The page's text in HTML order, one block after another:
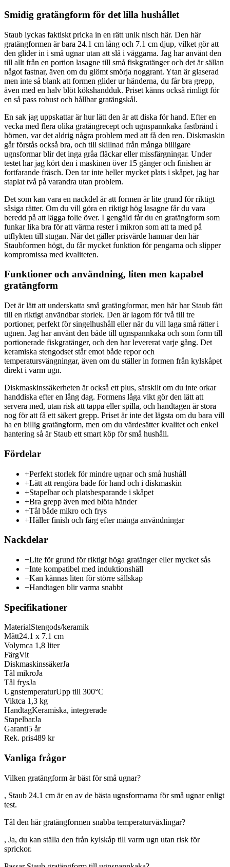
Smidig gratängform för det lilla hushållet
Staub lyckas faktiskt pricka in en rätt unik nisch här. Den här
gratängformen är bara 24.1 cm lång och 7.1 cm djup, vilket gör att
den glider in i små ugnar utan att slå i väggarna. Jag har använt den
till allt från en portion lasagne till små fiskgratänger och det är sällan
något fastnar, även om du glömt smörja noggrant. Ytan är glaserad
men inte så blank att formen glider ur händerna, du får bra grepp,
även med en halv blöt kökshandduk. Priset känns också rimligt för
en så pass robust och hållbar gratängskål.
En sak jag uppskattar är hur lätt den är att diska för hand. Efter en
vecka med flera olika gratängrecept och ugnspannkaka fastbränd i
hörnen, var det aldrig några problem med att få den ren. Diskmaskin
går förstås också bra, och till skillnad från många billigare
ugnsformar blir det inga gråa fläckar eller missfärgningar. Under
testet har jag kört den i maskinen över 15 gånger och finishen är
fortfarande fräsch. Den tar inte heller mycket plats i skåpet, jag har
staplat två på varandra utan problem.
Det som kan vara en nackdel är att formen är lite grund för riktigt
såsiga rätter. Om du vill göra en riktigt hög lasagne får du vara
beredd på att lägga folie över. I gengäld får du en gratängform som
funkar lika bra för att värma rester i mikron som att ta med på
utflykten till stugan. När det gäller prisvärde hamnar den här
Staubformen högt, du får mycket funktion för pengarna och slipper
kompromissa med kvaliteten.
Funktioner och användning, liten men kapabel
gratängform
Det är lätt att underskatta små gratängformar, men här har Staub fått
till en riktigt användbar storlek. Den är lagom för två till tre
portioner, perfekt för singelhushåll eller när du vill laga små rätter i
ugnen. Jag har använt den både till ugnspannkaka och som form till
portionerade fiskgratänger, och den har levererat varje gång. Det
keramiska stengodset står emot både repor och
temperatursvängningar, även om du ställer in formen från kylskåpet
direkt i varm ugn.
Diskmaskinssäkerheten är också ett plus, särskilt om du inte orkar
handdiska efter en lång dag. Formens låga vikt gör den lätt att
servera med, utan risk att tappa eller spilla, och handtagen är stora
nog för att få ett säkert grepp. Priset är inte det lägsta om du bara vill
ha en billig gratängform, men om du värdesätter kvalitet och enkel
hantering så är Staub ett smart köp för små hushåll.
Fördelar
+Perfekt storlek för mindre ugnar och små hushåll
+Lätt att rengöra både för hand och i diskmaskin
+Stapelbar och platsbesparande i skåpet
+Bra grepp även med blöta händer
+Tål både mikro och frys
+Håller finish och färg efter många användningar
Nackdelar
−Lite för grund för riktigt höga gratänger eller mycket sås
−Inte kompatibel med induktionshäll
−Kan kännas liten för större sällskap
−Handtagen blir varma snabbt
Specifikationer
MaterialStengods/keramik
Mått24.1 x 7.1 cm
Volymca 1,8 liter
FärgVit
DiskmaskinssäkerJa
Tål mikroJa
Tål frysJa
UgnstemperaturUpp till 300°C
Viktca 1,3 kg
HandtagKeramiska, integrerade
StapelbarJa
Garanti5 år
Rek. pris489 kr
Vanliga frågor
Vilken gratängform är bäst för små ugnar?
, Staub 24.1 cm är en av de bästa ugnsformarna för små ugnar enligt
test.
Tål den här gratängformen snabba temperaturväxlingar?
, Ja, du kan ställa den från kylskåp till varm ugn utan risk för
sprickor.